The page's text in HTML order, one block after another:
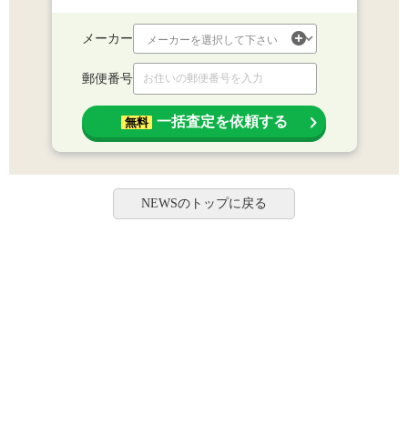
メーカー
郵便番号
無料 一括査定を依頼する
NEWSのトップに戻る